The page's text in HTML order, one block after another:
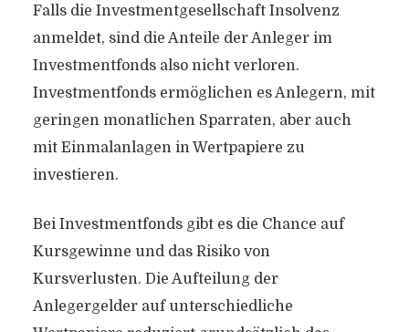
Falls die Investmentgesellschaft Insolvenz
anmeldet, sind die Anteile der Anleger im
Investmentfonds also nicht verloren.
Investmentfonds ermöglichen es Anlegern, mit
geringen monatlichen Sparraten, aber auch
mit Einmalanlagen in Wertpapiere zu
investieren.
Bei Investmentfonds gibt es die Chance auf
Kursgewinne und das Risiko von
Kursverlusten. Die Aufteilung der
Anlegergelder auf unterschiedliche